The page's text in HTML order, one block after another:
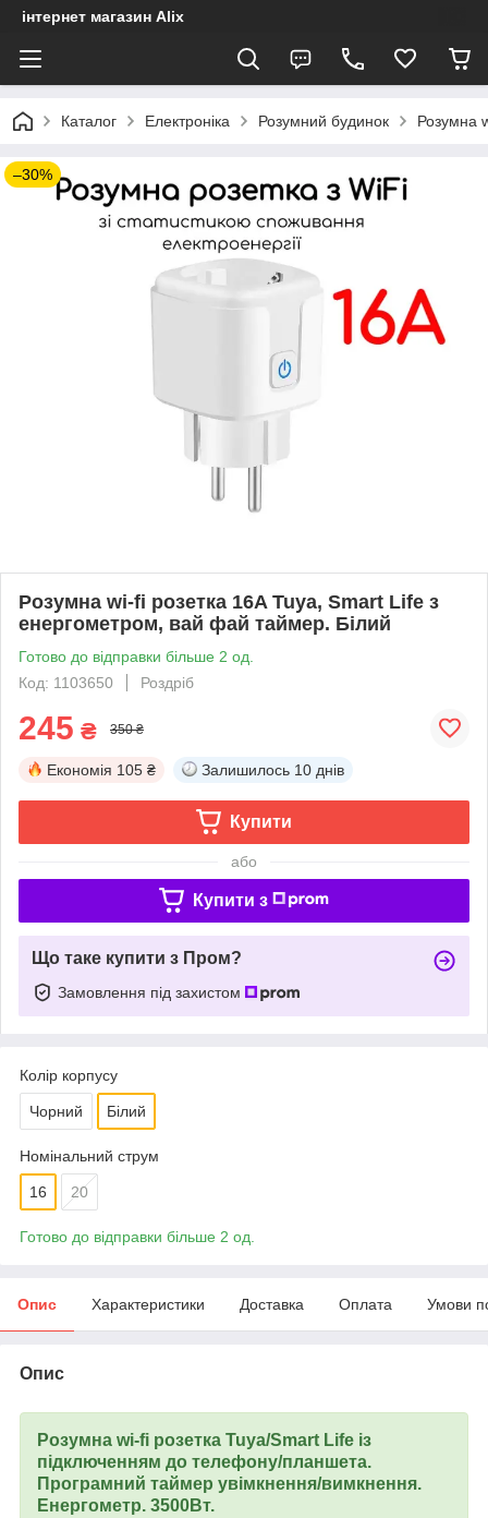
інтернет магазин Alix
Каталог Електроніка Розумний будинок Розумна
–30%
Розумна wi-fi розетка 16A Tuya, Smart Life з
енергометром, вай фай таймер. Білий
Готово до відправки більше 2 од.
Код: 1103650
Роздріб
245 ₴ 350 ₴
Економія 105 ₴ Залишилось 10 днів
Купити
або
Купити з
Що таке купити з Пром?
Замовлення під захистом
Колір корпусу
Чорний Білий
Номінальний струм
16 20
Готово до відправки більше 2 од.
Опис Характеристики Доставка Оплата Умови
Опис
Розумна wi-fi розетка Tuya/Smart Life із
підключенням до телефону/планшета.
Програмний таймер увімкнення/вимкнення.
Енергометр. 3500Вт.